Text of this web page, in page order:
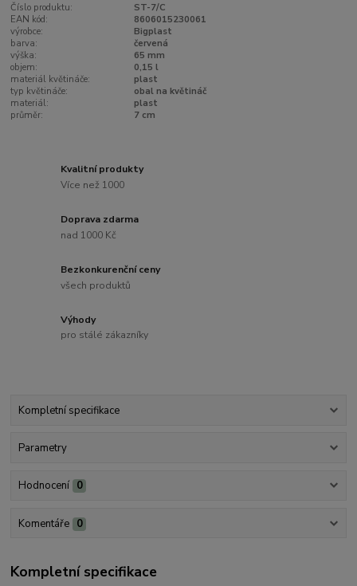
Číslo produktu:
ST-7/C
EAN kód:
8606015230061
výrobce:
Bigplast
barva:
červená
výška:
65 mm
objem:
0,15 l
materiál květináče:
plast
typ květináče:
obal na květináč
materiál:
plast
průměr:
7 cm
Kvalitní produkty
Více než 1000
Doprava zdarma
nad 1000 Kč
Bezkonkurenční ceny
všech produktů
Výhody
pro stálé zákazníky
Kompletní specifikace
Parametry
Hodnocení 0
Komentáře 0
Kompletní specifikace